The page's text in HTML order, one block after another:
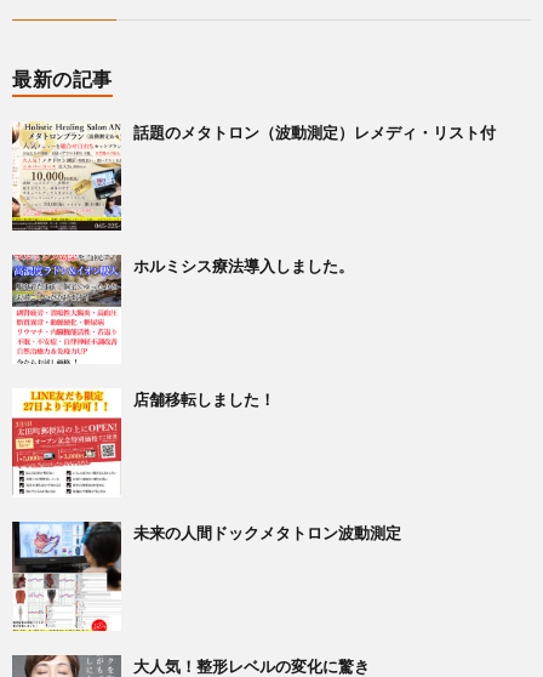
最新の記事
話題のメタトロン（波動測定）レメディ・リスト付
ホルミシス療法導入しました。
店舗移転しました！
未来の人間ドックメタトロン波動測定
大人気！整形レベルの変化に驚き